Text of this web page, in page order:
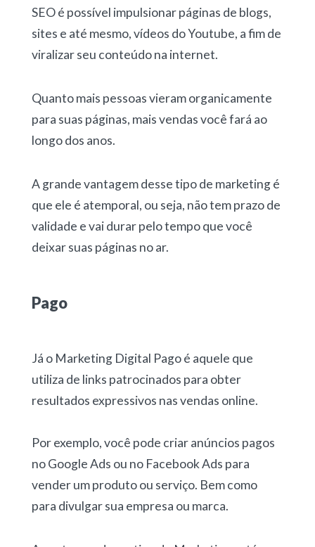
SEO é possível impulsionar páginas de blogs,
sites e até mesmo, vídeos do Youtube, a fim de
viralizar seu conteúdo na internet.
Quanto mais pessoas vieram organicamente
para suas páginas, mais vendas você fará ao
longo dos anos.
A grande vantagem desse tipo de marketing é
que ele é atemporal, ou seja, não tem prazo de
validade e vai durar pelo tempo que você
deixar suas páginas no ar.
Pago
Já o Marketing Digital Pago é aquele que
utiliza de links patrocinados para obter
resultados expressivos nas vendas online.
Por exemplo, você pode criar anúncios pagos
no Google Ads ou no Facebook Ads para
vender um produto ou serviço. Bem como
para divulgar sua empresa ou marca.